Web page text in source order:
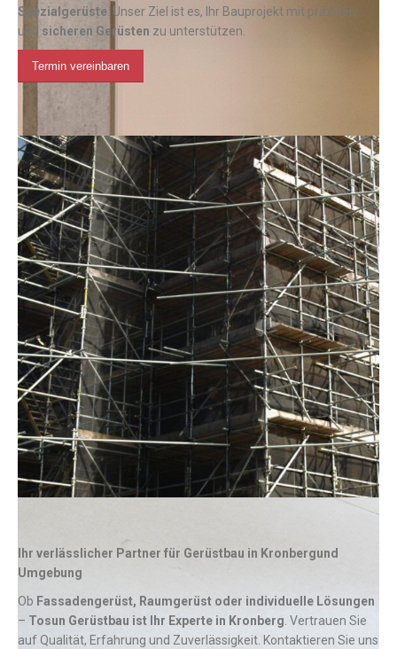
Spezialgerüste . Unser Ziel ist es, Ihr Bauprojekt mit präzisen
und sicheren Gerüsten zu unterstützen.
Termin vereinbaren
Ihr verlässlicher Partner für Gerüstbau in Kronbergund
Umgebung
Ob Fassadengerüst, Raumgerüst oder individuelle Lösungen
– Tosun Gerüstbau ist Ihr Experte in Kronberg . Vertrauen Sie
auf Qualität, Erfahrung und Zuverlässigkeit. Kontaktieren Sie uns